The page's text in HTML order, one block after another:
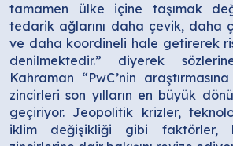
tamamen ülke içine taşımak
tedarik ağlarını daha çevik, daha
ve daha koordineli hale getirerek
denilmektedir.” diyerek
Kahraman “PwC’nin
zincirleri son yılların en büyük
geçiriyor. Jeopolitik krizler,
iklim değişikliği gibi faktörler,